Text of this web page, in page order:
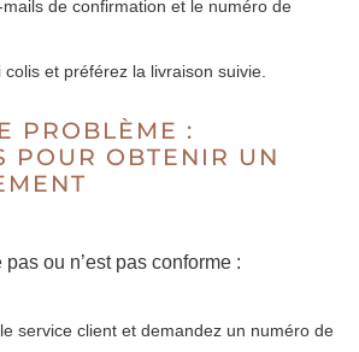
de confirmation et le numéro de
et préférez la livraison suivie.
PROBLÈME :
POUR OBTENIR UN
ou n’est pas conforme :
service client et demandez un numéro de